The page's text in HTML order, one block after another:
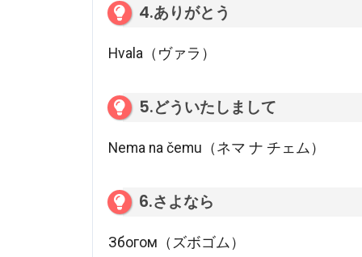
4.ありがとう
Hvala（ヴァラ）
5.どういたしまして
Nema na čemu（ネマ ナ チェム）
6.さよなら
Збогом（ズボゴム）